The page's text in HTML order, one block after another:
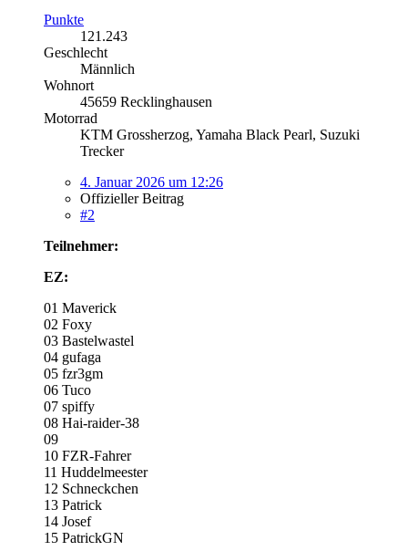
Punkte
121.243
Geschlecht
Männlich
Wohnort
45659 Recklinghausen
Motorrad
KTM Grossherzog, Yamaha Black Pearl, Suzuki
Trecker
4. Januar 2026 um 12:26
Offizieller Beitrag
#2
Teilnehmer:
EZ:
01 Maverick
02 Foxy
03 Bastelwastel
04 gufaga
05 fzr3gm
06 Tuco
07 spiffy
08 Hai-raider-38
09
10 FZR-Fahrer
11 Huddelmeester
12 Schneckchen
13 Patrick
14 Josef
15 PatrickGN